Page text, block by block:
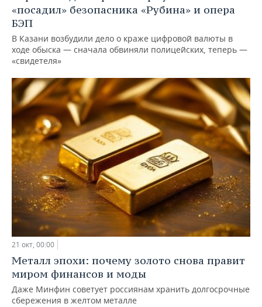
«посадил» безопасника «Рубина» и опера
БЭП
В Казани возбудили дело о краже цифровой валюты в
ходе обыска — сначала обвиняли полицейских, теперь —
«свидетеля»
21 окт, 00:00
Металл эпохи: почему золото снова правит
миром финансов и моды
Даже Минфин советует россиянам хранить долгосрочные
сбережения в желтом металле